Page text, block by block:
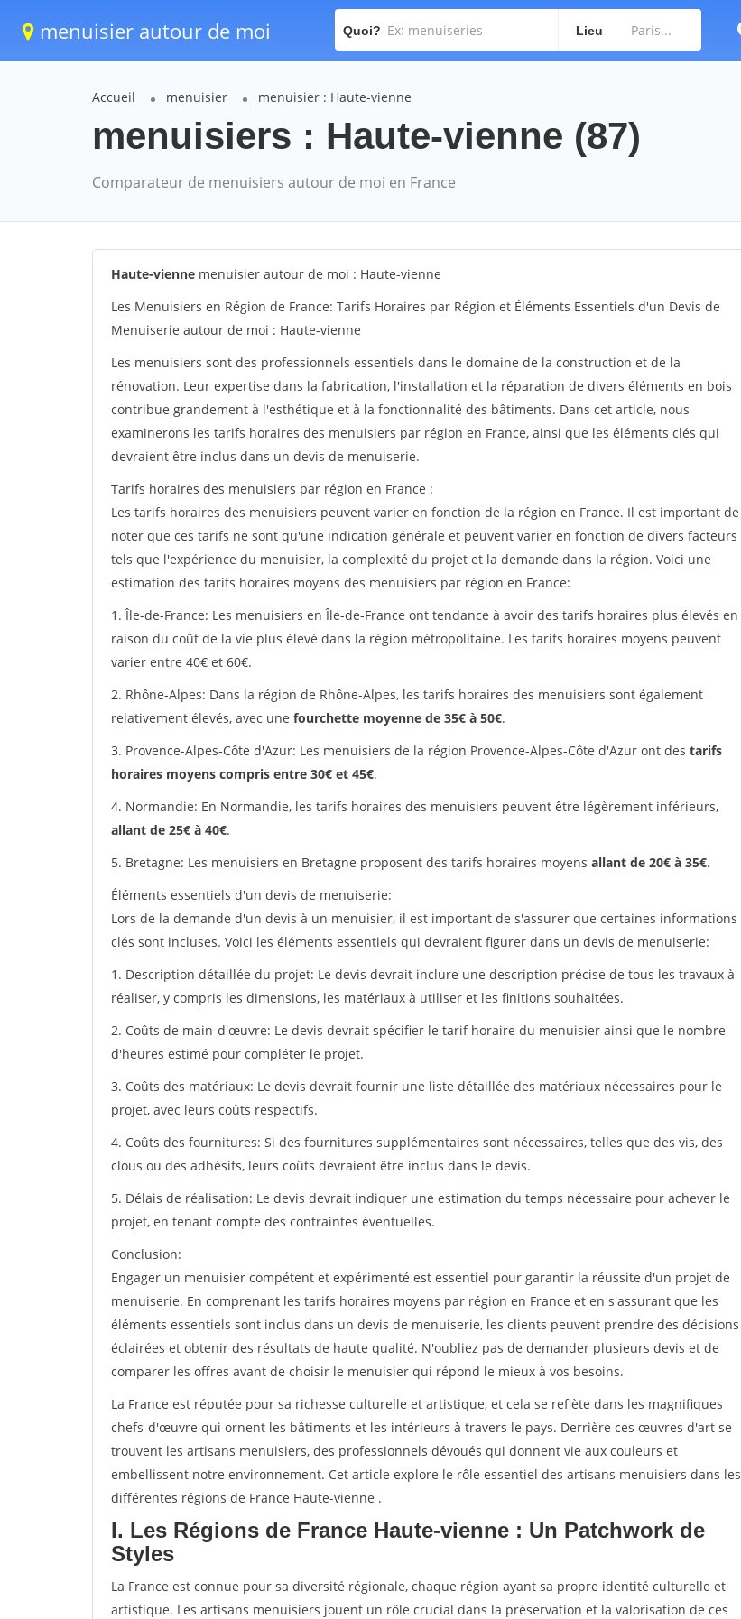
menuisier autour de moi Quoi? Lieu
Accueil menuisier menuisier : Haute-vienne
menuisiers : Haute-vienne (87)
Comparateur de menuisiers autour de moi en France
Haute-vienne menuisier autour de moi : Haute-vienne
Les Menuisiers en Région de France: Tarifs Horaires par Région et Éléments Essentiels d'un Devis de
Menuiserie autour de moi : Haute-vienne
Les menuisiers sont des professionnels essentiels dans le domaine de la construction et de la
rénovation. Leur expertise dans la fabrication, l'installation et la réparation de divers éléments en bois
contribue grandement à l'esthétique et à la fonctionnalité des bâtiments. Dans cet article, nous
examinerons les tarifs horaires des menuisiers par région en France, ainsi que les éléments clés qui
devraient être inclus dans un devis de menuiserie.
Tarifs horaires des menuisiers par région en France :
Les tarifs horaires des menuisiers peuvent varier en fonction de la région en France. Il est important de
noter que ces tarifs ne sont qu'une indication générale et peuvent varier en fonction de divers facteurs
tels que l'expérience du menuisier, la complexité du projet et la demande dans la région. Voici une
estimation des tarifs horaires moyens des menuisiers par région en France:
1. Île-de-France: Les menuisiers en Île-de-France ont tendance à avoir des tarifs horaires plus élevés en
raison du coût de la vie plus élevé dans la région métropolitaine. Les tarifs horaires moyens peuvent
varier entre 40€ et 60€.
2. Rhône-Alpes: Dans la région de Rhône-Alpes, les tarifs horaires des menuisiers sont également
relativement élevés, avec une fourchette moyenne de 35€ à 50€.
3. Provence-Alpes-Côte d'Azur: Les menuisiers de la région Provence-Alpes-Côte d'Azur ont des tarifs
horaires moyens compris entre 30€ et 45€.
4. Normandie: En Normandie, les tarifs horaires des menuisiers peuvent être légèrement inférieurs,
allant de 25€ à 40€.
5. Bretagne: Les menuisiers en Bretagne proposent des tarifs horaires moyens allant de 20€ à 35€.
Éléments essentiels d'un devis de menuiserie:
Lors de la demande d'un devis à un menuisier, il est important de s'assurer que certaines informations
clés sont incluses. Voici les éléments essentiels qui devraient figurer dans un devis de menuiserie:
1. Description détaillée du projet: Le devis devrait inclure une description précise de tous les travaux à
réaliser, y compris les dimensions, les matériaux à utiliser et les finitions souhaitées.
2. Coûts de main-d'œuvre: Le devis devrait spécifier le tarif horaire du menuisier ainsi que le nombre
d'heures estimé pour compléter le projet.
3. Coûts des matériaux: Le devis devrait fournir une liste détaillée des matériaux nécessaires pour le
projet, avec leurs coûts respectifs.
4. Coûts des fournitures: Si des fournitures supplémentaires sont nécessaires, telles que des vis, des
clous ou des adhésifs, leurs coûts devraient être inclus dans le devis.
5. Délais de réalisation: Le devis devrait indiquer une estimation du temps nécessaire pour achever le
projet, en tenant compte des contraintes éventuelles.
Conclusion:
Engager un menuisier compétent et expérimenté est essentiel pour garantir la réussite d'un projet de
menuiserie. En comprenant les tarifs horaires moyens par région en France et en s'assurant que les
éléments essentiels sont inclus dans un devis de menuiserie, les clients peuvent prendre des décisions
éclairées et obtenir des résultats de haute qualité. N'oubliez pas de demander plusieurs devis et de
comparer les offres avant de choisir le menuisier qui répond le mieux à vos besoins.
La France est réputée pour sa richesse culturelle et artistique, et cela se reflète dans les magnifiques
chefs-d'œuvre qui ornent les bâtiments et les intérieurs à travers le pays. Derrière ces œuvres d'art se
trouvent les artisans menuisiers, des professionnels dévoués qui donnent vie aux couleurs et
embellissent notre environnement. Cet article explore le rôle essentiel des artisans menuisiers dans les
différentes régions de France Haute-vienne .
I. Les Régions de France Haute-vienne : Un Patchwork de
Styles
La France est connue pour sa diversité régionale, chaque région ayant sa propre identité culturelle et
artistique. Les artisans menuisiers jouent un rôle crucial dans la préservation et la valorisation de ces